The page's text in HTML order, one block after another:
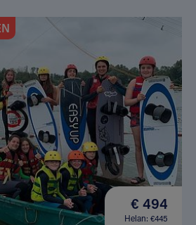
€ 494
Helan: €445